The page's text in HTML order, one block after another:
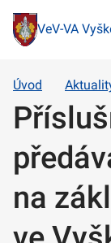
VeV-VA
Úvod
na